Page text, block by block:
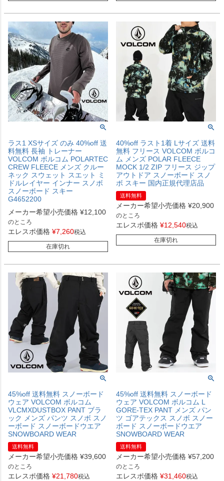
ラス1 XSサイズ のみ 40%off 送
料無料 長袖 トレーナー
VOLCOM ボルコム POLARTEC
CREW FLEECE メンズ クルー
ネック スウェット スエット ミ
ドルレイヤー インナー スノボ
スノーボード スキー
G4652200
メーカー希望小売価格 ¥12,100
のところ
エレスポ価格 ¥7,260税込
在庫切れ
40%off ラスト1着 Lサイズ 送料
無料 フリース VOLCOM ボルコ
ム メンズ POLAR FLEECE
MOCK 1/2 ZIP フリース ジップ
アウトドア スノーボード スノ
ボ スキー 国内正規代理店品
送料無料
メーカー希望小売価格 ¥20,900
のところ
エレスポ価格 ¥12,540税込
在庫切れ
45%off 送料無料 スノーボード
ウェア VOLCOM ボルコム
VLCMXDUSTBOX PANT ブラ
ック メンズ パンツ スノボ スノ
ーボード スノーボードウエア
SNOWBOARD WEAR
送料無料
メーカー希望小売価格 ¥39,600
のところ
エレスポ価格 ¥21,780税込
45%off 送料無料 スノーボード
ウェア VOLCOM ボルコム L
GORE-TEX PANT メンズ パン
ツ ゴアテックス スノボ スノー
ボード スノーボードウエア
SNOWBOARD WEAR
送料無料
メーカー希望小売価格 ¥57,200
のところ
エレスポ価格 ¥31,460税込